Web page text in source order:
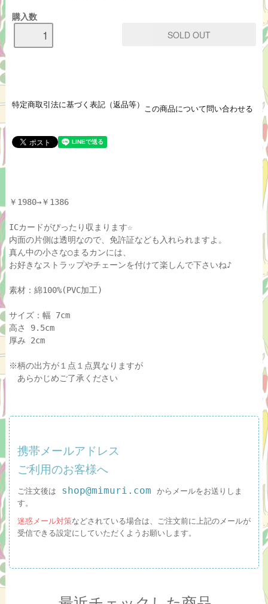
購入数
特定商取引法に基づく表記（返品等） この商品について問い合わせる
￥1980→￥1386
ICカードがぴったり収まります☆
内面の片側は透明なので、免許証なども入れられますよ。
真ん中の小さな◯まるカンには、
お好きなストラップやチェーンを付けて楽しんで下さいね♪
素材：綿100%(PVC加工)
サイズ：幅 7cm
高さ 9.5cm
厚み 2cm
※柄の出方が１点１点異なりますが
あらかじめご了承ください
携帯メールアドレス
ご利用のお客様へ
ご注文後は shop@mimuri.com
からメールをお送りしま
す。
迷惑メール対策などされている場合は、ご注文前に上記のメールが
受信できる設定にしていただくようお願いします。